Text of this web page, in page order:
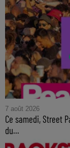
7 août 2026
Ce samedi, Street
du...